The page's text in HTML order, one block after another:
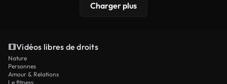
Charger plus
Vidéos libres de droits
Nature
Personnes
Amour & Relations
Le fitness